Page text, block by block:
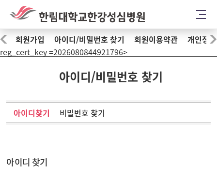
회원가입 아이디/비밀번호 찾기 회원이용약관
개인정
reg_cert_key =2026080844921796>
아이디/비밀번호 찾기
아이디찾기 비밀번호 찾기
아이디 찾기